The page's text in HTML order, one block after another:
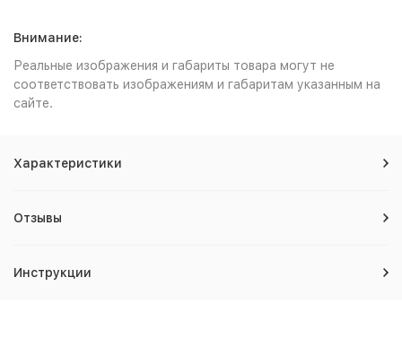
Внимание:
Реальные изображения и габариты товара могут не
соответствовать изображениям и габаритам указанным на
сайте.
Характеристики
Отзывы
Инструкции